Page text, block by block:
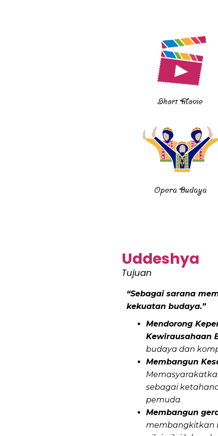
Short Movie
Opera Budaya
Uddeshya
Tujuan
“Sebagai sarana
kekuatan budaya.”
Mendorong
Kewirausahaan
budaya dan
Membangun
sebagai
pemuda
Membangun
membangkitkan